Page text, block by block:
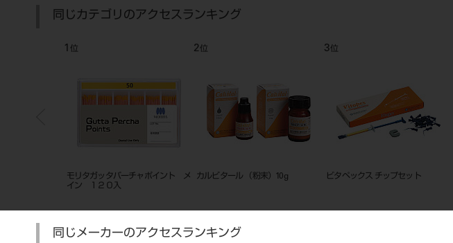
同じカテゴリのアクセスランキング
7 位
モリタガッタパーチャポイント０４
テーパー （エンドウェーブ用）
8 位
モリタガッタパーチャポイント０６
9位
１９Ｇニードル（２０本入り）ニー
同じメーカーのアクセスランキング